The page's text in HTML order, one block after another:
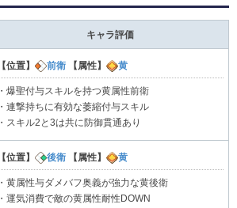
キャラ評価
【位置】 前衛 【属性】 黄
・爆聖付与スキルを持つ黄属性前衛
・連撃持ちに有効な萎縮付与スキル
・スキル2と3は共に防御貫通あり
【位置】 後衛 【属性】 黄
・黄属性与ダメバフ奥義が強力な黄後衛
・運気消費で敵の黄属性耐性DOWN